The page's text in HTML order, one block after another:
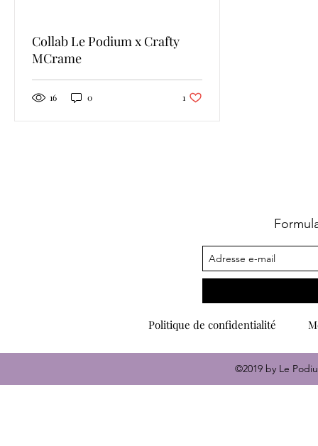
Collab Le Podium x Crafty
MCrame
16 0 1 j'aime. Vous n'aimez plus ce post
1
Politique de confidentialité
©2019 by Le